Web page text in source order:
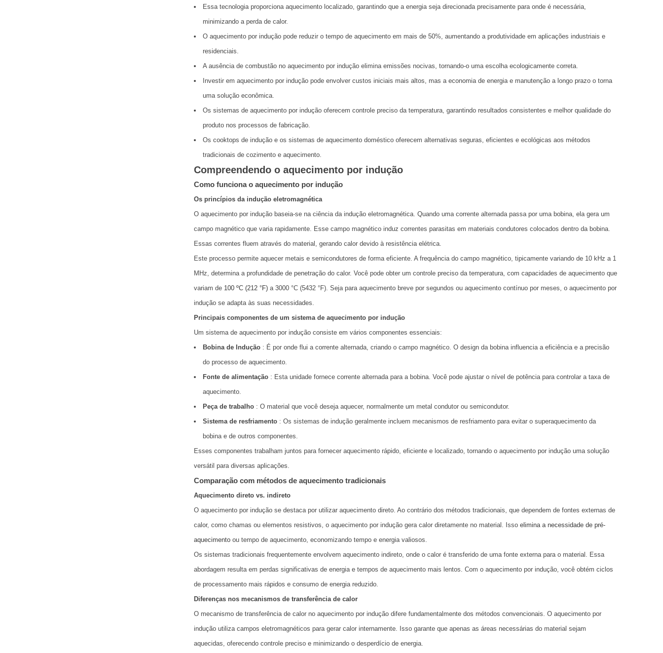
Essa tecnologia proporciona aquecimento localizado, garantindo que a energia seja direcionada precisamente para onde é necessária,
minimizando a perda de calor.
O aquecimento por indução pode reduzir o tempo de aquecimento em mais de 50%, aumentando a produtividade em aplicações industriais e
residenciais.
A ausência de combustão no aquecimento por indução elimina emissões nocivas, tornando-o uma escolha ecologicamente correta.
Investir em aquecimento por indução pode envolver custos iniciais mais altos, mas a economia de energia e manutenção a longo prazo o torna
uma solução econômica.
Os sistemas de aquecimento por indução oferecem controle preciso da temperatura, garantindo resultados consistentes e melhor qualidade do
produto nos processos de fabricação.
Os cooktops de indução e os sistemas de aquecimento doméstico oferecem alternativas seguras, eficientes e ecológicas aos métodos
tradicionais de cozimento e aquecimento.
Compreendendo o aquecimento por indução
Como funciona o aquecimento por indução
Os princípios da indução eletromagnética
O aquecimento por indução baseia-se na ciência da indução eletromagnética. Quando uma corrente alternada passa por uma bobina, ela gera um
campo magnético que varia rapidamente. Esse campo magnético induz correntes parasitas em materiais condutores colocados dentro da bobina.
Essas correntes fluem através do material, gerando calor devido à resistência elétrica.
Este processo permite aquecer metais e semicondutores de forma eficiente. A frequência do campo magnético, tipicamente variando de 10 kHz a 1
MHz, determina a profundidade de penetração do calor. Você pode obter um controle preciso da temperatura, com capacidades de aquecimento que
variam de 100 ºC (212 °F) a 3000 °C (5432 °F). Seja para aquecimento breve por segundos ou aquecimento contínuo por meses, o aquecimento por
indução se adapta às suas necessidades.
Principais componentes de um sistema de aquecimento por indução
Um sistema de aquecimento por indução consiste em vários componentes essenciais:
Bobina de Indução: É por onde flui a corrente alternada, criando o campo magnético. O design da bobina influencia a eficiência e a precisão
do processo de aquecimento.
Fonte de alimentação: Esta unidade fornece corrente alternada para a bobina. Você pode ajustar o nível de potência para controlar a taxa de
aquecimento.
Peça de trabalho: O material que você deseja aquecer, normalmente um metal condutor ou semicondutor.
Sistema de resfriamento: Os sistemas de indução geralmente incluem mecanismos de resfriamento para evitar o superaquecimento da
bobina e de outros componentes.
Esses componentes trabalham juntos para fornecer aquecimento rápido, eficiente e localizado, tornando o aquecimento por indução uma solução
versátil para diversas aplicações.
Comparação com métodos de aquecimento tradicionais
Aquecimento direto vs. indireto
O aquecimento por indução se destaca por utilizar aquecimento direto. Ao contrário dos métodos tradicionais, que dependem de fontes externas de
calor, como chamas ou elementos resistivos, o aquecimento por indução gera calor diretamente no material. Isso elimina a necessidade de pré-
aquecimento ou tempo de aquecimento, economizando tempo e energia valiosos.
Os sistemas tradicionais frequentemente envolvem aquecimento indireto, onde o calor é transferido de uma fonte externa para o material. Essa
abordagem resulta em perdas significativas de energia e tempos de aquecimento mais lentos. Com o aquecimento por indução, você obtém ciclos
de processamento mais rápidos e consumo de energia reduzido.
Diferenças nos mecanismos de transferência de calor
O mecanismo de transferência de calor no aquecimento por indução difere fundamentalmente dos métodos convencionais. O aquecimento por
indução utiliza campos eletromagnéticos para gerar calor internamente. Isso garante que apenas as áreas necessárias do material sejam
aquecidas, oferecendo controle preciso e minimizando o desperdício de energia.